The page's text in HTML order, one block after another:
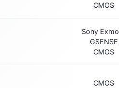
CMOS
Sony
GSENSE
CMOS
CMOS